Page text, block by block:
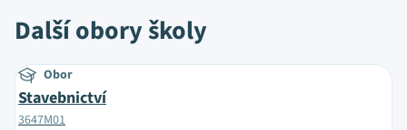
Další obory školy
Obor
Stavebnictví
3647M01